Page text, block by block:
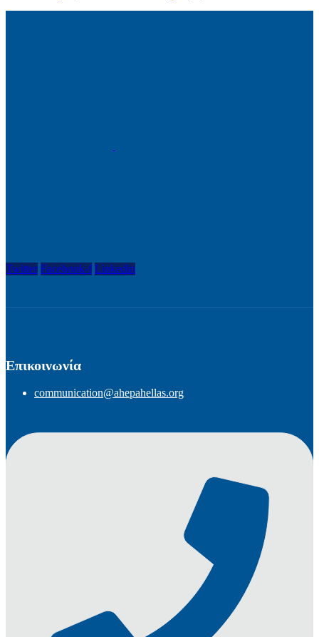
Twitter Facebook-f Linkedin
Επικοινωνία
communication@ahepahellas.org